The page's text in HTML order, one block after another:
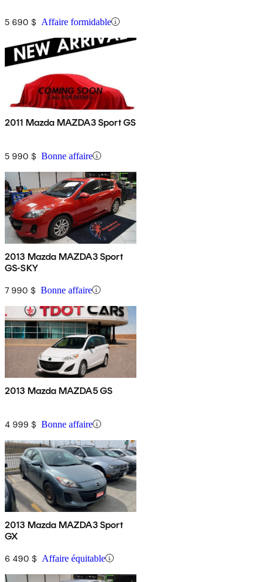
5 690 $ Affaire formidable
2011 Mazda MAZDA3 Sport GS
5 990 $ Bonne affaire
2013 Mazda MAZDA3 Sport
GS-SKY
7 990 $ Bonne affaire
2013 Mazda MAZDA5 GS
4 999 $ Bonne affaire
2013 Mazda MAZDA3 Sport
GX
6 490 $ Affaire équitable